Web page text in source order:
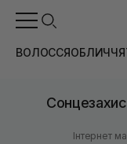
ВОЛОССЯОБЛИЧЧЯ
Інтернет